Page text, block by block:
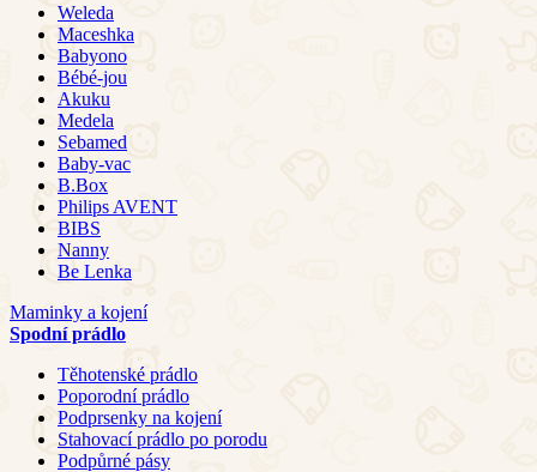
Weleda
Maceshka
Babyono
Bébé-jou
Akuku
Medela
Sebamed
Baby-vac
B.Box
Philips AVENT
BIBS
Nanny
Be Lenka
Maminky a kojení
Spodní prádlo
Těhotenské prádlo
Poporodní prádlo
Podprsenky na kojení
Stahovací prádlo po porodu
Podpůrné pásy